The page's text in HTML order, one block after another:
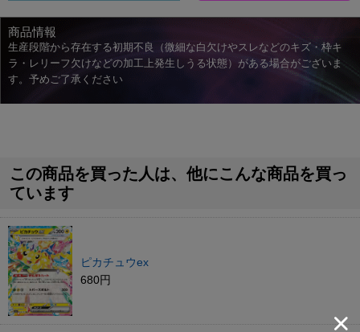
商品情報
生産段階から存在する初期不良（微細な白欠けやスレなどのキズ・枠キ
ラ・レリーフ欠けなどの加工上発生しうる状態）がある場合がございま
す。予めご了承ください
この商品を買った人は、他にこんな商品を買っ
ています
ピカチュウex
680円